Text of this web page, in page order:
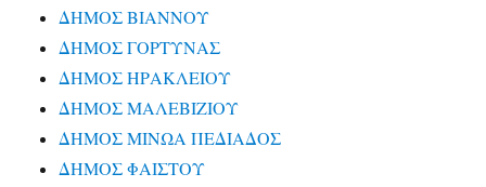
ΔΗΜΟΣ ΒΙΑΝΝΟΥ
ΔΗΜΟΣ ΓΟΡΤΥΝΑΣ
ΔΗΜΟΣ ΗΡΑΚΛΕΙΟΥ
ΔΗΜΟΣ ΜΑΛΕΒΙΖΙΟΥ
ΔΗΜΟΣ ΜΙΝΩΑ ΠΕΔΙΑΔΟΣ
ΔΗΜΟΣ ΦΑΙΣΤΟΥ